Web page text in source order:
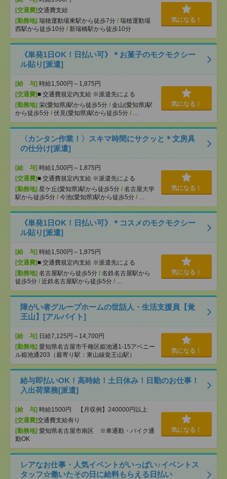
[交通費]交通費支給
[勤務地] 瑞穂運動場東駅から徒歩7分 / 瑞穂運動場
西駅から徒歩10分 / 新瑞橋駅から徒歩10分
気になる！
《単発1日OK！日払い可》＊お菓子のモクモクシー
ル貼り[派遣]
[給 与] 時給1,500円～1,875円
[交通費]■ 交通費規定内支給 ※派遣先による
[勤務地] 栄(愛知県)駅から徒歩5分 / 金山(愛知県)駅
から徒歩5分 / 伏見(愛知県)駅から徒歩5分 / …
気になる！
〈カンタン作業！〉スキマ時間にサクッと＊文房具
の仕分け[派遣]
[給 与] 時給1,500円～1,875円
[交通費]■ 交通費規定内支給 ※派遣先による
[勤務地] 星ケ丘(愛知県)駅から徒歩5分 / 名古屋大学
駅から徒歩5分 / 今池(愛知県)駅から徒歩5分 / …
気になる！
《単発1日OK！日払い可》＊コスメのモクモクシー
ル貼り[派遣]
[給 与] 時給1,500円～1,875円
[交通費]■ 交通費規定内支給 ※派遣先による
[勤務地] 名古屋駅から徒歩5分 / 名鉄名古屋駅から
徒歩5分 / 近鉄名古屋駅から徒歩5分 / …
気になる！
障がい者グループホームの世話人・生活支援員【覚
王山】[アルバイト]
[給 与] 日給7,125円～14,700円
[勤務地] 愛知県名古屋市千種区姫池通1-15アベニー
ル姫池通203（最寄り駅：東山線覚王山駅）
気になる！
給与即払いOK！高時給！土日休み！日勤のお仕事！
入出荷業務[派遣]
[給 与] 時給1500円 【月収例】240000円以上
[交通費]交通費支給有り
[勤務地] 愛知県名古屋市南区 ※車通勤・バイク通
勤OK
気になる！
レアなお仕事・人気イベントがいっぱい♪イベントス
タッフ☆働いたその日に給料もらえる日払い